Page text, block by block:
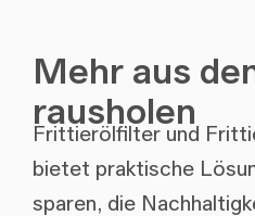
Mehr aus
rausholen
Frittierölfilter und
bietet praktische
sparen, die